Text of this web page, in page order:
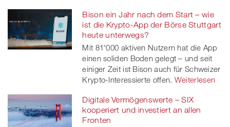
Bison ein Jahr nach dem Start – wie
ist die Krypto-App der Börse Stuttgart
heute unterwegs?
Mit 81'000 aktiven Nutzern hat die App
einen soliden Boden gelegt – und seit
einiger Zeit ist Bison auch für Schweizer
Krypto-Interessierte offen. Weiterlesen
Digitale Vermögenswerte – SIX
kooperiert und investiert an allen
Fronten